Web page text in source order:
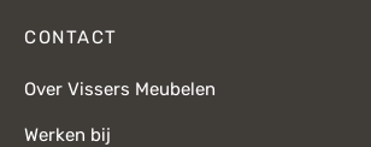
CONTACT
Over Vissers Meubelen
Werken bij